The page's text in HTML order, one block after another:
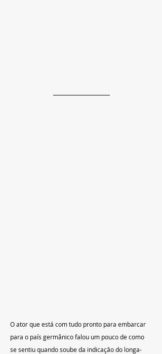
O ator que está com tudo pronto para embarcar
para o país germânico falou um pouco de como
se sentiu quando soube da indicação do longa-